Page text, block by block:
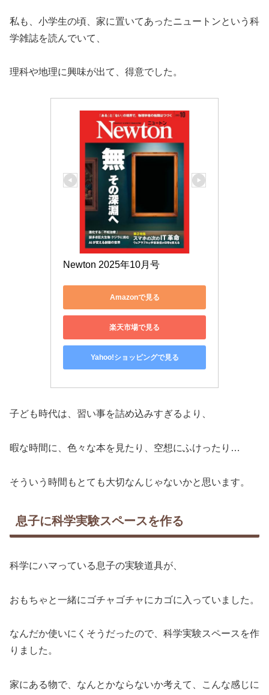
私も、小学生の頃、家に置いてあったニュートンという科
学雑誌を読んでいて、
理科や地理に興味が出て、得意でした。
Newton 2025年10月号
Amazonで見る
楽天市場で見る
Yahoo!ショッピングで見る
子ども時代は、習い事を詰め込みすぎるより、
暇な時間に、色々な本を見たり、空想にふけったり…
そういう時間もとても大切なんじゃないかと思います。
息子に科学実験スペースを作る
科学にハマっている息子の実験道具が、
おもちゃと一緒にゴチャゴチャにカゴに入っていました。
なんだか使いにくそうだったので、科学実験スペースを作
りました。
家にある物で、なんとかならないか考えて、こんな感じに